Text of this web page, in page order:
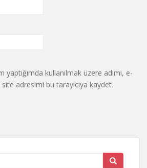
kullanılmak üzere adımı, e-
adresimi bu tarayıcıya kaydet.